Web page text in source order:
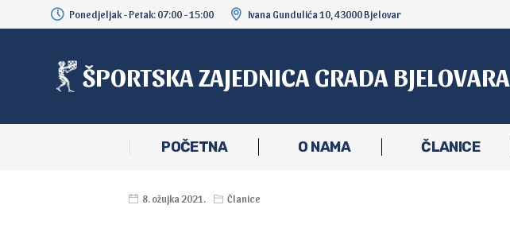
Ponedjeljak - Petak: 07:00 - 15:00 Ivana Gundulića 10, 43000 Bjelovar
ŠPORTSKA ZAJEDNICA GRADA BJELOVARA
POČETNA O NAMA ČLANICE
8. ožujka 2021. Članice